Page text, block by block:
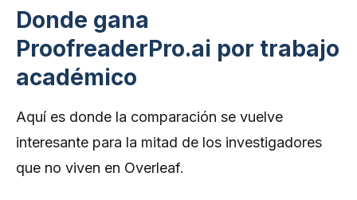
Donde gana
ProofreaderPro.ai por trabajo
académico
Aquí es donde la comparación se vuelve
interesante para la mitad de los investigadores
que no viven en Overleaf.